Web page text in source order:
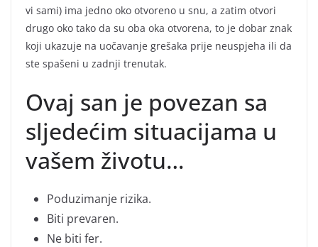
vi sami) ima jedno oko otvoreno u snu, a zatim otvori
drugo oko tako da su oba oka otvorena, to je dobar znak
koji ukazuje na uočavanje grešaka prije neuspjeha ili da
ste spašeni u zadnji trenutak.
Ovaj san je povezan sa
sljedećim situacijama u
vašem životu…
Poduzimanje rizika.
Biti prevaren.
Ne biti fer.